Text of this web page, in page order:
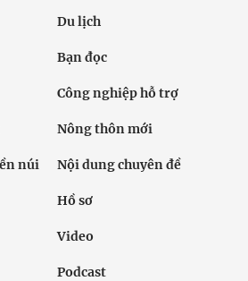
Du lịch
Bạn đọc
Công nghiệp hỗ trợ
Nông thôn mới
núi Nội dung chuyên đề
Hồ sơ
Video
Podcast